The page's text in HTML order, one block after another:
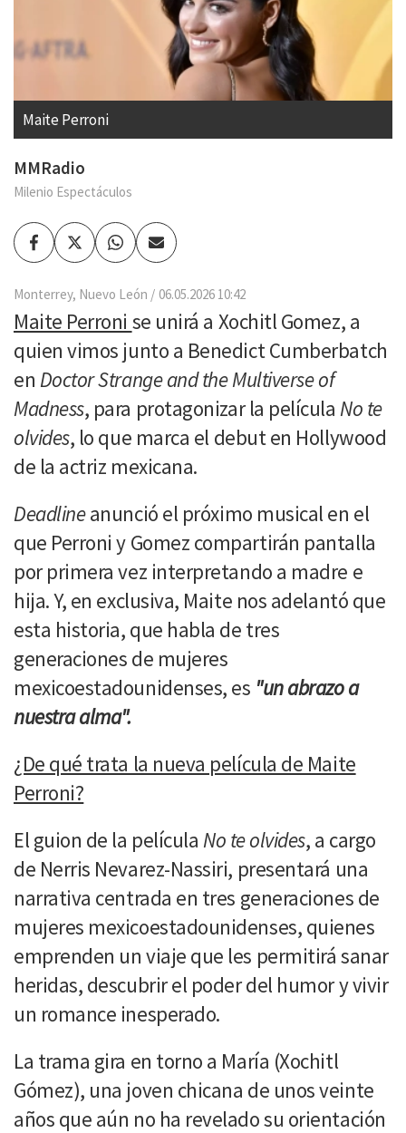
Maite Perroni
MMRadio
Milenio Espectáculos
FacebookTwitterWhatsapp
Enviar
por
Monterrey, Nuevo León 06.05.2026 10:42
Maite Perroni se unirá a Xochitl Gomez, a
quien vimos junto a Benedict Cumberbatch
en Doctor Strange and the Multiverse of
Madness, para protagonizar la película No te
olvides, lo que marca el debut en Hollywood
de la actriz mexicana.
Deadlineanunció el próximo musical en el
que Perroni y Gomez compartirán pantalla
por primera vez interpretando a madre e
hija. Y, en exclusiva, Maite nos adelantó que
esta historia, que habla de tres
generaciones de mujeres
mexicoestadounidenses, es "un abrazo a
nuestra alma".
¿De qué trata la nueva película de Maite
Perroni?
El guion de la película No te olvides, a cargo
de Nerris Nevarez-Nassiri, presentará una
narrativa centrada en tres generaciones de
mujeres mexicoestadounidenses, quienes
emprenden un viaje que les permitirá sanar
heridas, descubrir el poder del humor y vivir
un romance inesperado.
La trama gira en torno a María (Xochitl
Gómez), una joven chicana de unos veinte
años que aún no ha revelado su orientación